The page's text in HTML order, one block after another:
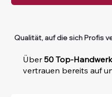
Qualität, auf die sich Profis
Über50 Top-
vertrauen bereits auf